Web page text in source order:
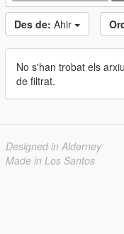
Des de: Ahir
No s'han trobat els
de filtrat.
Designed in Alderney
Made in Los Santos